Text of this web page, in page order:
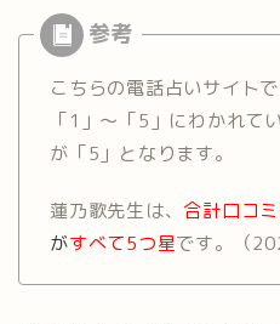
こちらの電話占いサイト
「1」〜「5」にわかれて
が「5」となります。
蓮乃歌先生は、 合計口コ
がすべて5つ星です。（